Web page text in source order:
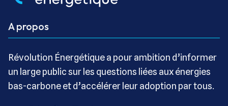
A propos
Révolution Énergétique a pour ambition d’informer
un large public sur les questions liées aux énergies
bas-carbone et d’accélérer leur adoption par tous.